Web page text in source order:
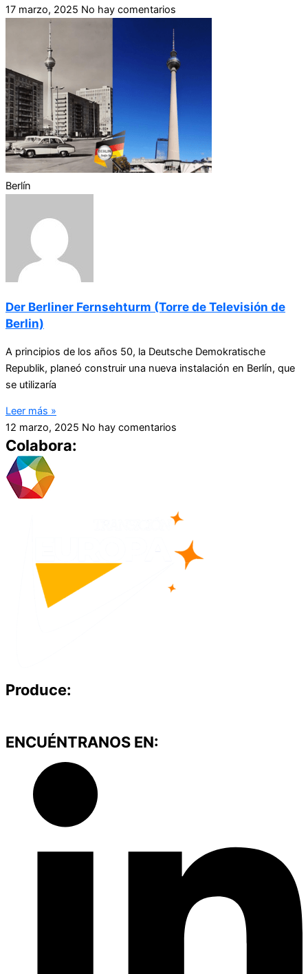
17 marzo, 2025 No hay comentarios
Berlín
Der Berliner Fernsehturm (Torre de Televisión de
Berlin)
A principios de los años 50, la Deutsche Demokratische
Republik, planeó construir una nueva instalación en Berlín, que
se utilizaría
Leer más »
12 marzo, 2025 No hay comentarios
Colabora:
Produce:
ENCUÉNTRANOS EN: